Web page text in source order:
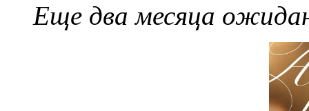
Еще два месяца